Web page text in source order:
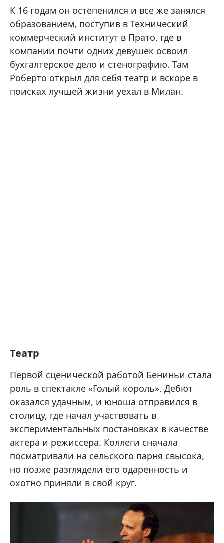
К 16 годам он остепенился и все же занялся
образованием, поступив в Технический
коммерческий институт в Прато, где в
компании почти одних девушек освоил
бухгалтерское дело и стенографию. Там
Роберто открыл для себя театр и вскоре в
поисках лучшей жизни уехал в Милан.
Театр
Первой сценической работой Бениньи стала
роль в спектакле «Голый король». Дебют
оказался удачным, и юноша отправился в
столицу, где начал участвовать в
экспериментальных постановках в качестве
актера и режиссера. Коллеги сначала
посматривали на сельского парня свысока,
но позже разглядели его одаренность и
охотно приняли в свой круг.